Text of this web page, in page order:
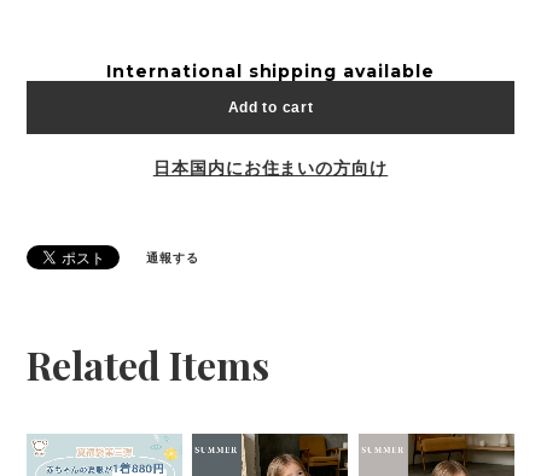
International shipping available
Add to cart
日本国内にお住まいの方向け
通報する
Related Items